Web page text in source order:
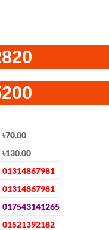
৳70.00
৳130.00
01314867981
01314867981
017543141265
01521392182